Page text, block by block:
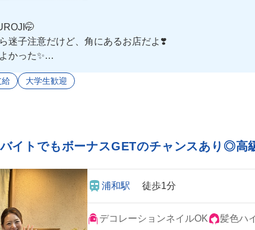
迷子注意だけど、角にあるお店だよ❣️
かった✨
ゃうんだもんね❤️‍🔥
給 大学生歓迎
イトでもボーナスGETのチャンスあり◎高
浦和駅 徒歩1分
デコレーションネイルOK 髪色ハ